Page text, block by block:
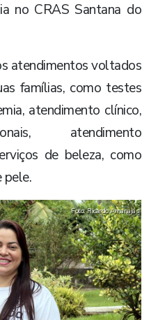
no CRAS Santana do
atendimentos voltados
famílias, como testes
atendimento clínico,
atendimento
de beleza, como
pele.
Foto: Ricardo Amanajás